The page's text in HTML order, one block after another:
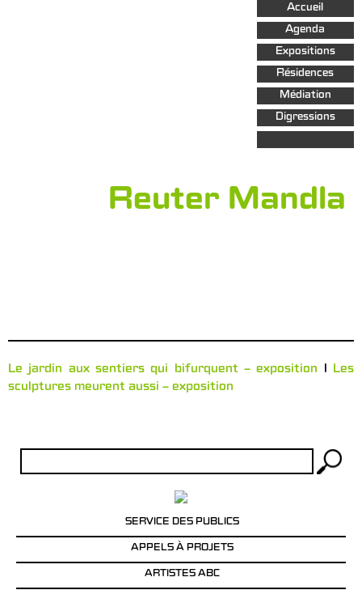
Aller au
contenu
principal
Accueil
Agenda
Expositions
Résidences
Médiation
Digressions
Reuter Mandla
Le jardin aux sentiers qui bifurquent – exposition l Les
sculptures meurent aussi – exposition
SERVICE DES PUBLICS
APPELS À PROJETS
ARTISTES ABC